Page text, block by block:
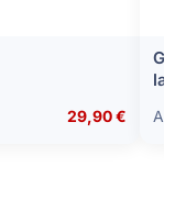
29,90 €